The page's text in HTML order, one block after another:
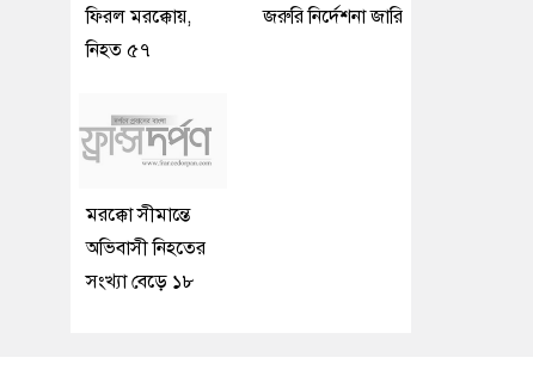
ফিরল মরক্কোয়,
নিহত ৫৭
জরুরি নির্দেশনা জারি
মরক্কো সীমান্তে
অভিবাসী নিহতের
সংখ্যা বেড়ে ১৮